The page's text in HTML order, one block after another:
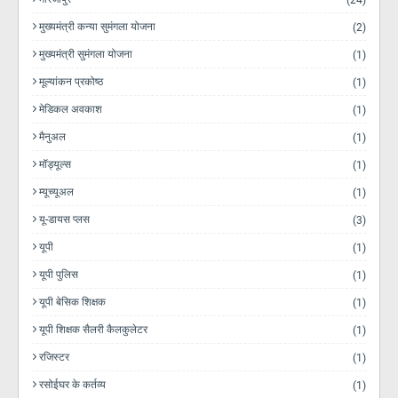
मुख्यमंत्री कन्या सुमंगला योजना (2)
मुख्यमंत्री सुमंगला योजना (1)
मूल्यांकन प्रकोष्ठ (1)
मेडिकल अवकाश (1)
मैनुअल (1)
मॉड्यूल्स (1)
म्यूच्यूअल (1)
यू-डायस प्लस (3)
यूपी (1)
यूपी पुलिस (1)
यूपी बेसिक शिक्षक (1)
यूपी शिक्षक सैलरी कैलकुलेटर (1)
रजिस्टर (1)
रसोईघर के कर्तव्य (1)